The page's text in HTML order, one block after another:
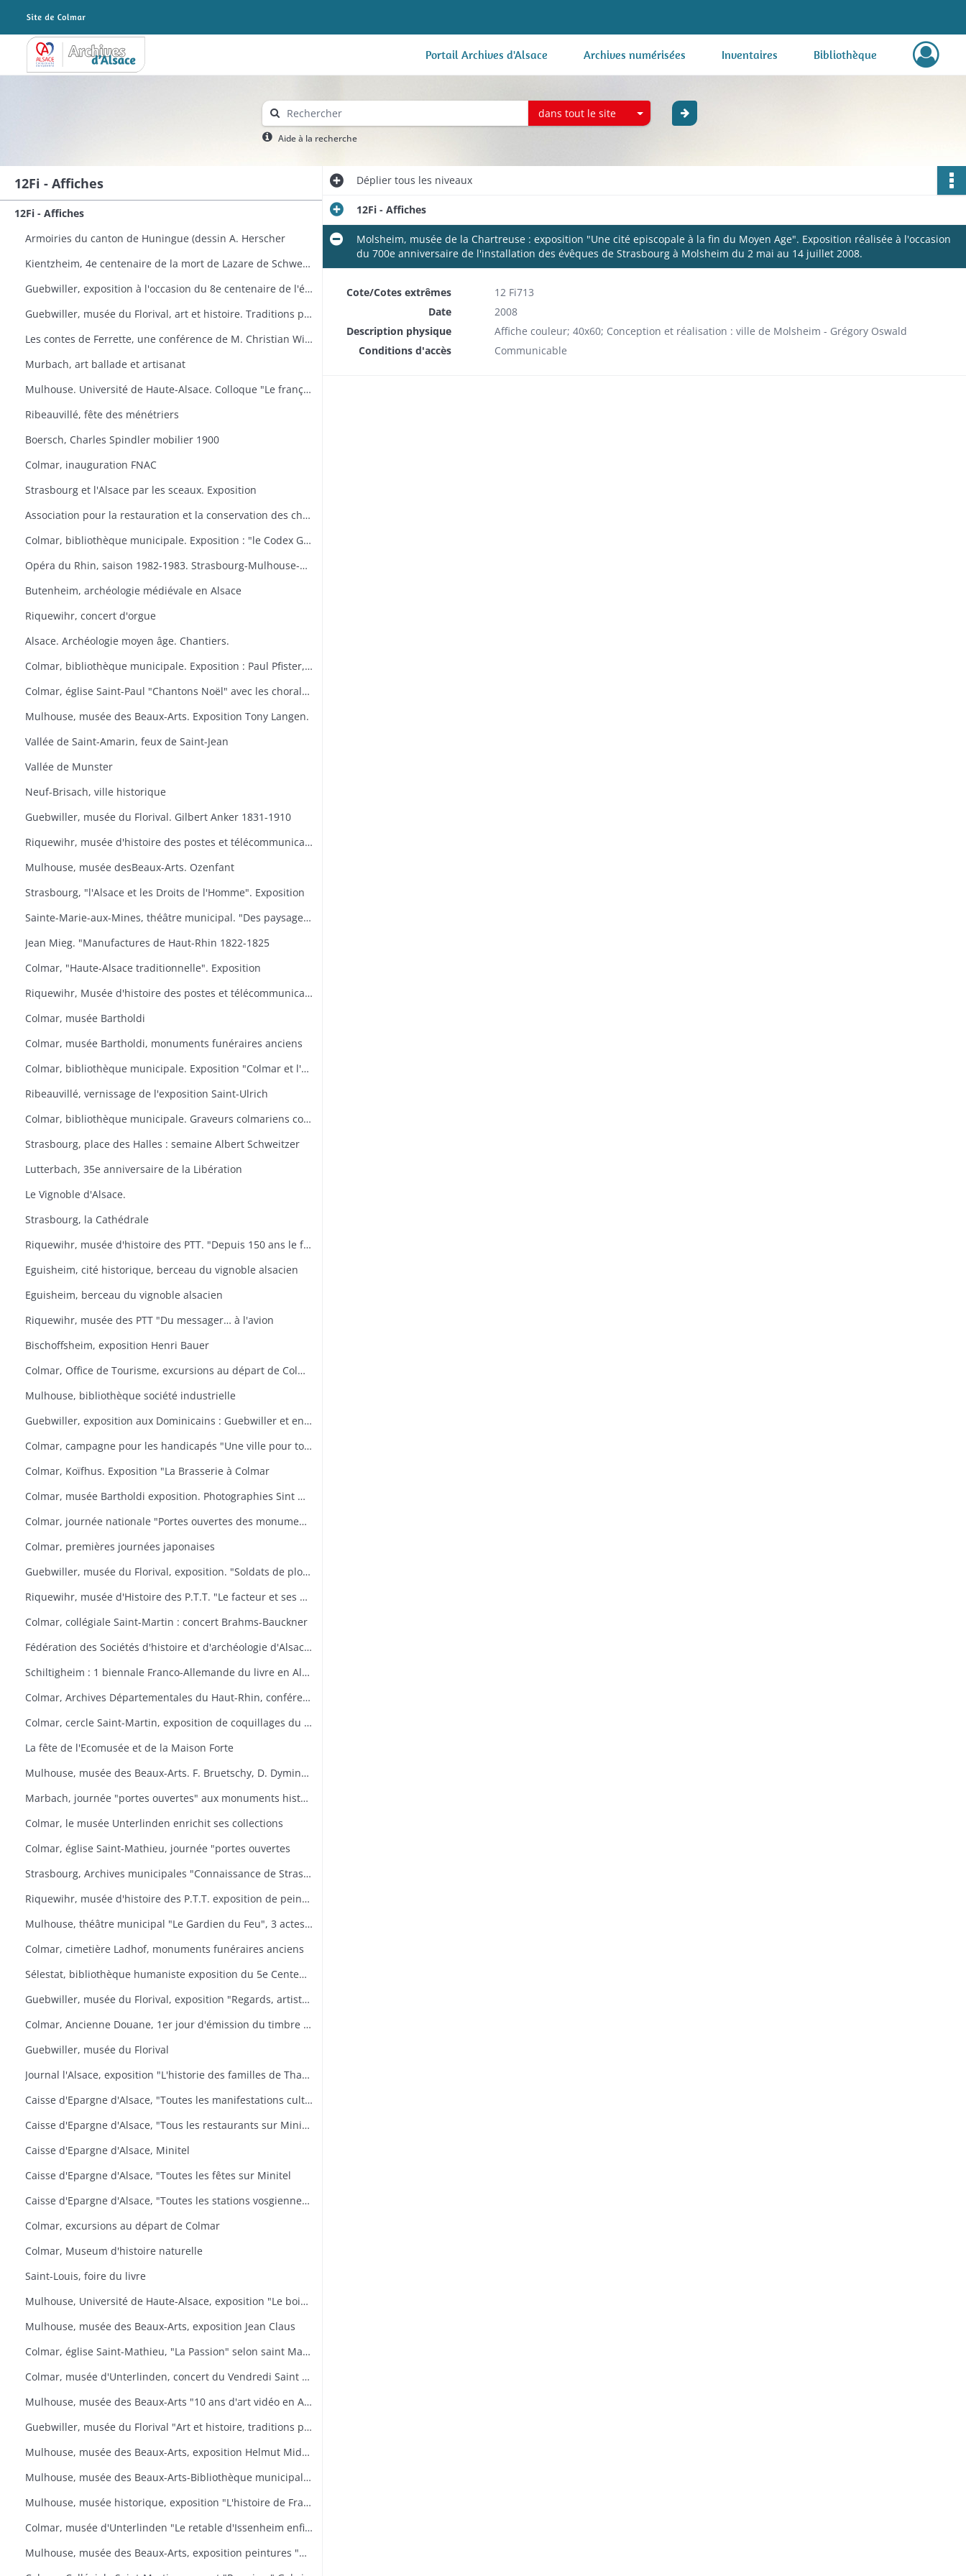
Archives Alsace - Colmar Portail Archives d'Alsace Archives numérisées Inventaires Bibliothèque
dans tout le site
Aide à la recherche
12Fi - Affiches
12Fi - Affiches
Armoiries du canton de Huningue (dessin A. Herscher
Kientzheim, 4e centenaire de la mort de Lazare de Schwendi
Guebwiller, exposition à l'occasion du 8e centenaire de l'église Saint-Léger
Guebwiller, musée du Florival, art et histoire. Traditions populaires céramiques de Théodore Deck
Les contes de Ferrette, une conférence de M. Christian Wilsdorf.
Murbach, art ballade et artisanat
Mulhouse. Université de Haute-Alsace. Colloque "Le français en Alsace
Ribeauvillé, fête des ménétriers
Boersch, Charles Spindler mobilier 1900
Colmar, inauguration FNAC
Strasbourg et l'Alsace par les sceaux. Exposition
Association pour la restauration et la conservation des châteaux du canton de Wintzenheim. "Portes ouvertes au Plixbourg
Colmar, bibliothèque municipale. Exposition : "le Codex Guta Sintram et le monde des couvents de Marbach et de Schwartzenthann
Opéra du Rhin, saison 1982-1983. Strasbourg-Mulhouse-Colmar
Butenheim, archéologie médiévale en Alsace
Riquewihr, concert d'orgue
Alsace. Archéologie moyen âge. Chantiers.
Colmar, bibliothèque municipale. Exposition : Paul Pfister, ex-libris e travaux littéraires.
Colmar, église Saint-Paul "Chantons Noël" avec les chorales "A Cœur Joie" de Colmar, la cantilene, la chanterie de l'école nationale de musique et les chorales scolaires d'Ingersheim.
Mulhouse, musée des Beaux-Arts. Exposition Tony Langen.
Vallée de Saint-Amarin, feux de Saint-Jean
Vallée de Munster
Neuf-Brisach, ville historique
Guebwiller, musée du Florival. Gilbert Anker 1831-1910
Riquewihr, musée d'histoire des postes et télécommunications, dernières acquisitions
Mulhouse, musée desBeaux-Arts. Ozenfant
Strasbourg, "l'Alsace et les Droits de l'Homme". Exposition
Sainte-Marie-aux-Mines, théâtre municipal. "Des paysages, des hommes, des traditions
Jean Mieg. "Manufactures de Haut-Rhin 1822-1825
Colmar, "Haute-Alsace traditionnelle". Exposition
Riquewihr, Musée d'histoire des postes et télécommunications. "Facteur ? L'Europe s'il-vous-plaît
Colmar, musée Bartholdi
Colmar, musée Bartholdi, monuments funéraires anciens
Colmar, bibliothèque municipale. Exposition "Colmar et l'Ex-lbiris
Ribeauvillé, vernissage de l'exposition Saint-Ulrich
Colmar, bibliothèque municipale. Graveurs colmariens contemporains
Strasbourg, place des Halles : semaine Albert Schweitzer
Lutterbach, 35e anniversaire de la Libération
Le Vignoble d'Alsace.
Strasbourg, la Cathédrale
Riquewihr, musée d'histoire des PTT. "Depuis 150 ans le facteur de campagne
Eguisheim, cité historique, berceau du vignoble alsacien
Eguisheim, berceau du vignoble alsacien
Riquewihr, musée des PTT "Du messager… à l'avion
Bischoffsheim, exposition Henri Bauer
Colmar, Office de Tourisme, excursions au départ de Colmar
Mulhouse, bibliothèque société industrielle
Guebwiller, exposition aux Dominicains : Guebwiller et environs
Colmar, campagne pour les handicapés "Une ville pour tous
Colmar, Koïfhus. Exposition "La Brasserie à Colmar
Colmar, musée Bartholdi exposition. Photographies Sint Niklaas
Colmar, journée nationale "Portes ouvertes des monuments historiques" (organisée par l'AREHC et le lycée Bartholdi)
Colmar, premières journées japonaises
Guebwiller, musée du Florival, exposition. "Soldats de plomb
Riquewihr, musée d'Histoire des P.T.T. "Le facteur et ses métamorphoses
Colmar, collégiale Saint-Martin : concert Brahms-Bauckner
Fédération des Sociétés d'histoire et d'archéologie d'Alsace : les monuments ruraux d'Alsace
Schiltigheim : 1 biennale Franco-Allemande du livre en Alsace
Colmar, Archives Départementales du Haut-Rhin, conférence : Yves Bisch "Cet homme à surveiller
Colmar, cercle Saint-Martin, exposition de coquillages du monde
La fête de l'Ecomusée et de la Maison Forte
Mulhouse, musée des Beaux-Arts. F. Bruetschy, D. Dyminski, C. Gebhardt, B. Latuner, J.F. Nourisson, J.-C. Wallios
Marbach, journée "portes ouvertes" aux monuments historiques
Colmar, le musée Unterlinden enrichit ses collections
Colmar, église Saint-Mathieu, journée "portes ouvertes
Strasbourg, Archives municipales "Connaissance de Strasbourg
Riquewihr, musée d'histoire des P.T.T. exposition de peintures sous-verre
Mulhouse, théâtre municipal "Le Gardien du Feu", 3 actes et 4 tableaux d'après le roman d'Anatole le Braz
Colmar, cimetière Ladhof, monuments funéraires anciens
Sélestat, bibliothèque humaniste exposition du 5e Centenaire de la mort de Jean Mentel
Guebwiller, musée du Florival, exposition "Regards, artistes connus et méconnus de la collection Pierre et Denise Levy
Colmar, Ancienne Douane, 1er jour d'émission du timbre poste Croix-Rouge
Guebwiller, musée du Florival
Journal l'Alsace, exposition "L'historie des familles de Thann, de sa seigneurie et du baillage de Saint Amarin
Caisse d'Epargne d'Alsace, "Toutes les manifestations culturelles sur Minitel
Caisse d'Epargne d'Alsace, "Tous les restaurants sur Minitel
Caisse d'Epargne d'Alsace, Minitel
Caisse d'Epargne d'Alsace, "Toutes les fêtes sur Minitel
Caisse d'Epargne d'Alsace, "Toutes les stations vosgiennes sur Minitel
Colmar, excursions au départ de Colmar
Colmar, Museum d'histoire naturelle
Saint-Louis, foire du livre
Mulhouse, Université de Haute-Alsace, exposition "Le bois, un art de vivre
Mulhouse, musée des Beaux-Arts, exposition Jean Claus
Colmar, église Saint-Mathieu, "La Passion" selon saint Matthieu
Colmar, musée d'Unterlinden, concert du Vendredi Saint "La Passion selon saint Jean
Mulhouse, musée des Beaux-Arts "10 ans d'art vidéo en Allemagne, 1976-1986
Guebwiller, musée du Florival "Art et histoire, traditions populaires céramiques" de Théodore Deck
Mulhouse, musée des Beaux-Arts, exposition Helmut Middendorf
Mulhouse, musée des Beaux-Arts-Bibliothèque municipale "Danses macabres de Dürer à Dali" Collection de l'Université de Düsseldorf "L'homme et la mort
Mulhouse, musée historique, exposition "L'histoire de France illustrée
Colmar, musée d'Unterlinden "Le retable d'Issenheim enfin complet
Mulhouse, musée des Beaux-Arts, exposition peintures "Aime-moi
Dépliertous les niveaux
12Fi - Affiches
Molsheim, musée de la Chartreuse : exposition "Une cité episcopale à la fin du Moyen Age". Exposition réalisée à l'occasion
du 700e anniversaire de l'installation des évêques de Strasbourg à Molsheim du 2 mai au 14 juillet 2008.
Cote/Cotes extrêmes
12 Fi713
Date
2008
Description physique
Affiche couleur; 40x60; Conception et réalisation : ville de Molsheim - Grégory Oswald
Conditions d'accès
Communicable